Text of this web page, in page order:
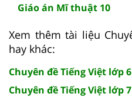
Giáo án Mĩ thuật 10
Xem thêm tài liệu
hay khác:
Chuyên đề Tiếng Việt lớp 6
Chuyên đề Tiếng Việt lớp 7